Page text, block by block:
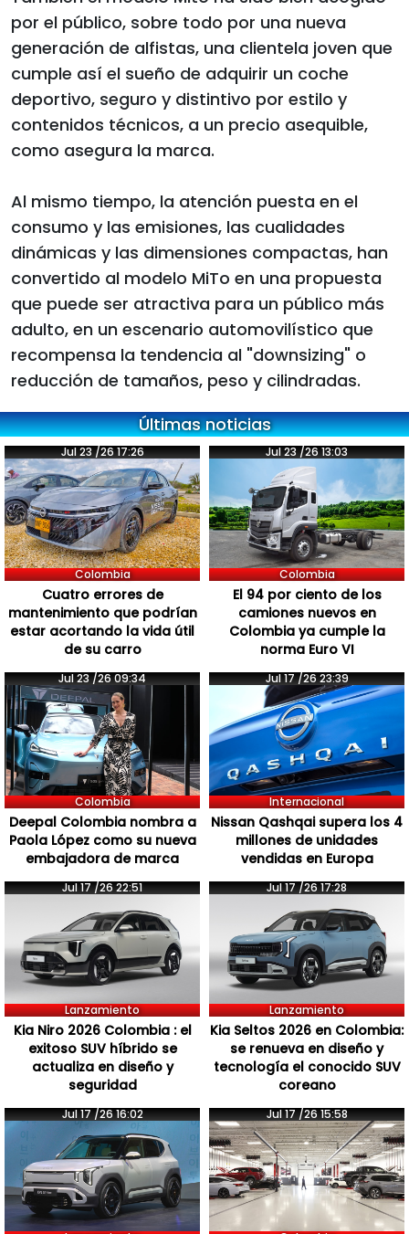
por el público, sobre todo por una nueva
generación de alfistas, una clientela joven que
cumple así el sueño de adquirir un coche
deportivo, seguro y distintivo por estilo y
contenidos técnicos, a un precio asequible,
como asegura la marca.
Al mismo tiempo, la atención puesta en el
consumo y las emisiones, las cualidades
dinámicas y las dimensiones compactas, han
convertido al modelo MiTo en una propuesta
que puede ser atractiva para un público más
adulto, en un escenario automovilístico que
recompensa la tendencia al "downsizing" o
reducción de tamaños, peso y cilindradas.
Últimas noticias
Jul 23 /26 17:26
Colombia
Cuatro errores de
mantenimiento que podrían
estar acortando la vida útil
de su carro
Jul 23 /26 13:03
Colombia
El 94 por ciento de los
camiones nuevos en
Colombia ya cumple la
norma Euro VI
Jul 23 /26 09:34
Colombia
Deepal Colombia nombra a
Paola López como su nueva
embajadora de marca
Jul 17 /26 23:39
Internacional
Nissan Qashqai supera los 4
millones de unidades
vendidas en Europa
Jul 17 /26 22:51
Lanzamiento
Kia Niro 2026 Colombia : el
exitoso SUV híbrido se
actualiza en diseño y
seguridad
Jul 17 /26 17:28
Lanzamiento
Kia Seltos 2026 en Colombia:
se renueva en diseño y
tecnología el conocido SUV
coreano
Jul 17 /26 16:02 Jul 17 /26 15:58